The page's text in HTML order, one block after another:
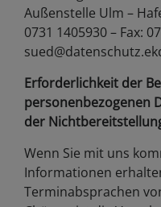
Außenstelle Ulm –
0731 1405930 – Fax:
Erforderlichkeit der
personenbezogenen
der
Wenn Sie mit uns
Informationen
Terminabsprachen